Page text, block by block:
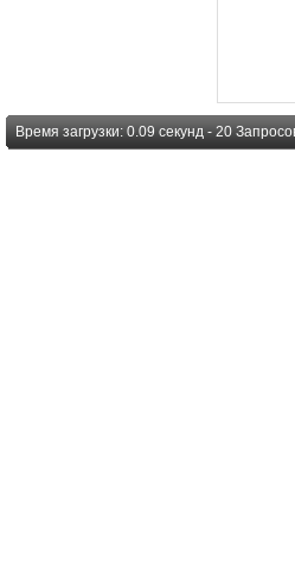
Время загрузки: 0.09 секунд - 20